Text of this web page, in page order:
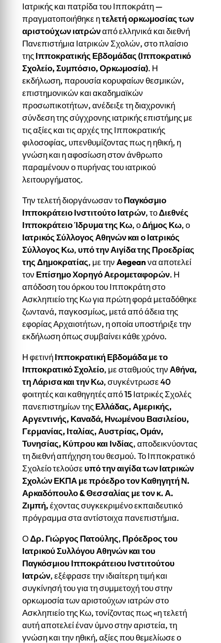
Ιατρικής και πατρίδα του Ιπποκράτη —
πραγματοποιήθηκε ητελετή ορκωμοσίας των
αριστούχων ιατρώναπό ελληνικά και διεθνή
Πανεπιστήμια Ιατρικών Σχολών, στο πλαίσιο
τηςΙπποκρατικής Εβδομάδας (Ιπποκρατικό
Σχολείο, Συμπόσιο, Ορκωμοσία). Η
εκδήλωση, παρουσία κορυφαίων θεσμικών,
επιστημονικών και ακαδημαϊκών
προσωπικοτήτων, ανέδειξε τη διαχρονική
σύνδεση της σύγχρονης ιατρικής επιστήμης με
τις αξίες και τις αρχές της Ιπποκρατικής
φιλοσοφίας, υπενθυμίζοντας πως η ηθική, η
γνώση και η αφοσίωση στον άνθρωπο
παραμένουν ο πυρήνας του ιατρικού
λειτουργήματος.
Την τελετή διοργάνωσαν τοΠαγκόσμιο
Ιπποκράτειο Ινστιτούτο Ιατρών, τοΔιεθνές
Ιπποκράτειο Ίδρυμα της Κω, οΔήμος Κω, ο
Ιατρικός Σύλλογος Αθηνών και ο Ιατρικός
Σύλλογος Κω, υπό την Αιγίδα της Προεδρίας
της Δημοκρατίας, με τηνAegeanνα αποτελεί
τον Επίσημο Χορηγό Αερομεταφορών. Η
απόδοση του όρκου του Ιπποκράτη στο
Ασκληπιείο της Κω για πρώτη φορά μεταδόθηκε
ζωντανά, παγκοσμίως, μετά από άδεια της
εφορίας Αρχαιοτήτων, η οποία υποστήριξε την
εκδήλωση όπως συμβαίνει κάθε χρόνο.
Η φετινήΙπποκρατική Εβδομάδα με το
Ιπποκρατικό Σχολείο, με σταθμούς την Αθήνα,
τη Λάρισα και την Κω, συγκέντρωσε 40
φοιτητές και καθηγητές από 15 Ιατρικές Σχολές
πανεπιστημίων τηςΕλλάδας, Αμερικής,
Αργεντινής, Καναδά, Ηνωμένου Βασιλείου,
Γερμανίας, Ιταλίας, Αυστρίας, Ομάν,
Τυνησίας, Κύπρου και Ινδίας, αποδεικνύοντας
τη διεθνή απήχηση του θεσμού. Το Ιπποκρατικό
Σχολείο τελούσε υπό την αιγίδα των Ιατρικών
Σχολών ΕΚΠΑ με πρόεδρο τον Καθηγητή Ν.
Αρκαδόπουλο & Θεσσαλίας με τον κ. Α.
Ζιμπή,έχοντας συγκεκριμένο εκπαιδευτικό
πρόγραμμα στα αντίστοιχα πανεπιστήμια.
ΟΔρ. Γιώργος Πατούλης, Πρόεδρος του
Ιατρικού Συλλόγου Αθηνών και του
Παγκόσμιου Ιπποκράτειου Ινστιτούτου
Ιατρών, εξέφρασε την ιδιαίτερη τιμή και
συγκίνησή του για τη συμμετοχή του στην
ορκωμοσία των αριστούχων ιατρών στο
Ασκληπιείο της Κω, τονίζοντας πως «η τελετή
αυτή αποτελεί έναν ύμνο στην αριστεία, τη
γνώση και την ηθική, αξίες που θεμελίωσε ο